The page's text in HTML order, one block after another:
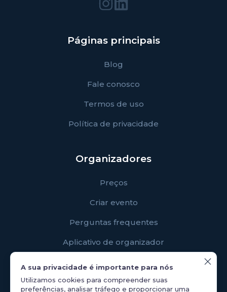
Páginas principais
Blog
Fale conosco
Termos de uso
Política de privacidade
Organizadores
Preços
Criar evento
Perguntas frequentes
Aplicativo de organizador
Participantes
A sua privacidade é importante para nós
Utilizamos cookies para compreender suas
preferências, analisar tráfego e proporcionar uma